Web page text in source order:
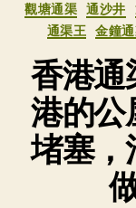
觀塘通渠 通沙井
通渠王 金鐘
香港通
港的公
堵塞，